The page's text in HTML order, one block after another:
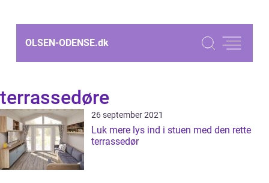
OLSEN-ODENSE.dk
terrassedøre
26 september 2021
Luk mere lys ind i stuen med den rette
terrassedør